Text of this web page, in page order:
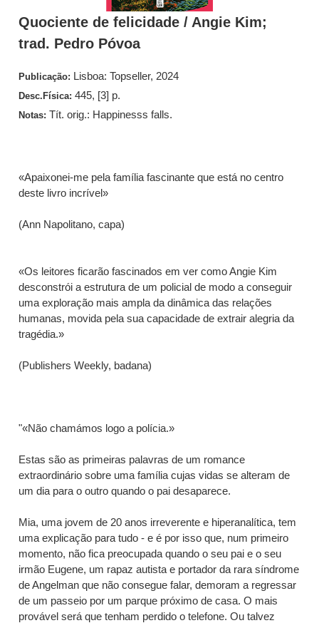
Quociente de felicidade / Angie Kim;
trad. Pedro Póvoa
Publicação: Lisboa: Topseller, 2024
Desc.Física:445, [3] p.
Notas: Tít. orig.: Happinesss falls.
«Apaixonei-me pela família fascinante que está no centro
deste livro incrível»
(Ann Napolitano, capa)
«Os leitores ficarão fascinados em ver como Angie Kim
desconstrói a estrutura de um policial de modo a conseguir
uma exploração mais ampla da dinâmica das relações
humanas, movida pela sua capacidade de extrair alegria da
tragédia.»
(Publishers Weekly, badana)
"«Não chamámos logo a polícia.»
Estas são as primeiras palavras de um romance
extraordinário sobre uma família cujas vidas se alteram de
um dia para o outro quando o pai desaparece.
Mia, uma jovem de 20 anos irreverente e hiperanalítica, tem
uma explicação para tudo - e é por isso que, num primeiro
momento, não fica preocupada quando o seu pai e o seu
irmão Eugene, um rapaz autista e portador da rara síndrome
de Angelman que não consegue falar, demoram a regressar
de um passeio por um parque próximo de casa. O mais
provável será que tenham perdido o telefone. Ou talvez